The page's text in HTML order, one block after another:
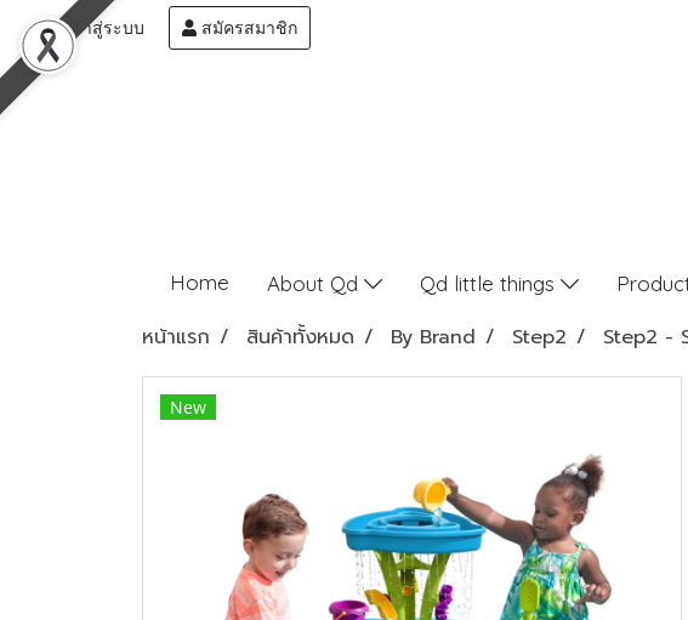
เข้าสู่ระบบ สมัครสมาชิก
Home About Qd Qd little things
หน้าแรก สินค้าทั้งหมด By Brand Step2 Step2 -
New